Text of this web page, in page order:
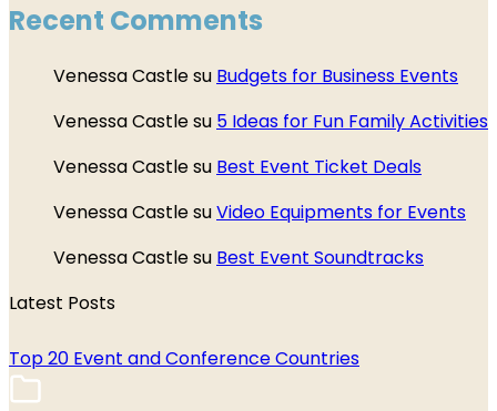
Recent Comments
Venessa Castlesu Budgets for Business Events
Venessa Castlesu 5 Ideas for Fun Family Activities
Venessa Castlesu Best Event Ticket Deals
Venessa CastlesuVideo Equipments for Events
Venessa Castlesu Best Event Soundtracks
Latest Posts
Top 20 Event and Conference Countries